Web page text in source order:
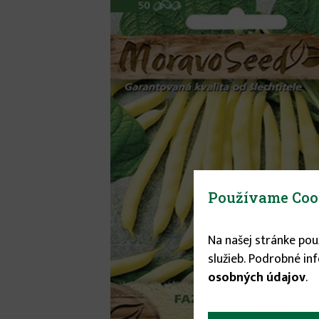
Používame
Na našej stránke
služieb. Podrobné
osobných údajov.